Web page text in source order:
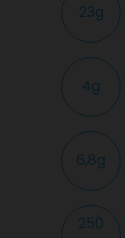
23g
4g
6,8g
250